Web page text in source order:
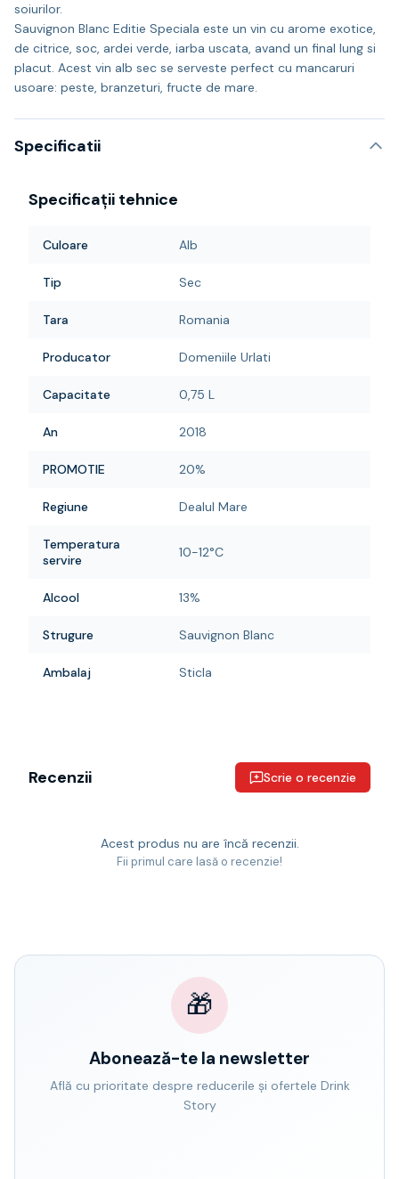
soiurilor.
Sauvignon Blanc Editie Speciala este un vin cu arome exotice,
de citrice, soc, ardei verde, iarba uscata, avand un final lung si
placut. Acest vin alb sec se serveste perfect cu mancaruri
usoare: peste, branzeturi, fructe de mare.
Specificatii
Specificații tehnice
Culoare Alb
Tip Sec
Tara Romania
Producator Domeniile Urlati
Capacitate 0,75 L
An 2018
PROMOTIE 20%
Regiune Dealul Mare
Temperatura
servire
10-12°C
Alcool 13%
Strugure Sauvignon Blanc
Ambalaj Sticla
Recenzii Scrie o recenzie
Acest produs nu are încă recenzii.
Fii primul care lasă o recenzie!
🎁
Abonează-te la newsletter
Află cu prioritate despre reducerile și ofertele Drink
Story